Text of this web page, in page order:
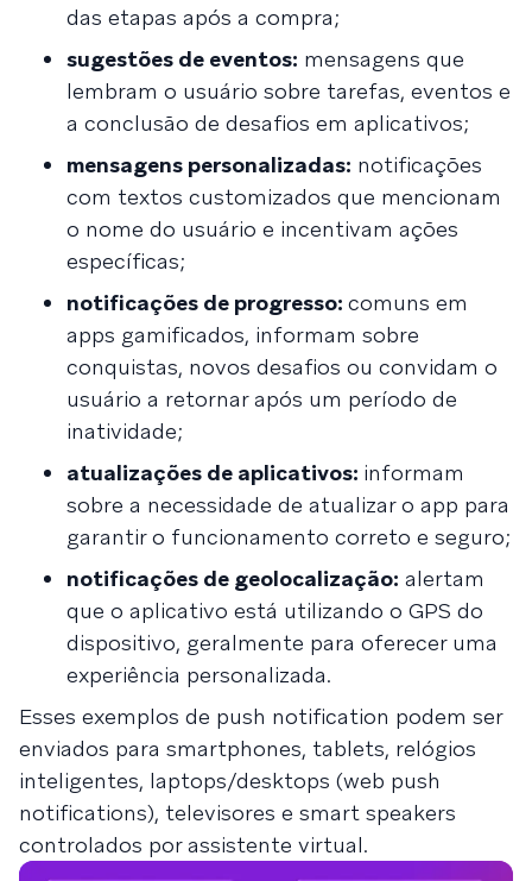
das etapas após a compra;
sugestões de eventos: mensagens que
lembram o usuário sobre tarefas, eventos e
a conclusão de desafios em aplicativos;
mensagens personalizadas: notificações
com textos customizados que mencionam
o nome do usuário e incentivam ações
específicas;
notificações de progresso: comuns em
apps gamificados, informam sobre
conquistas, novos desafios ou convidam o
usuário a retornar após um período de
inatividade;
atualizações de aplicativos: informam
sobre a necessidade de atualizar o app para
garantir o funcionamento correto e seguro;
notificações de geolocalização: alertam
que o aplicativo está utilizando o GPS do
dispositivo, geralmente para oferecer uma
experiência personalizada.
Esses exemplos de push notification podem ser
enviados para smartphones, tablets, relógios
inteligentes, laptops/desktops (web push
notifications), televisores e smart speakers
controlados por assistente virtual.